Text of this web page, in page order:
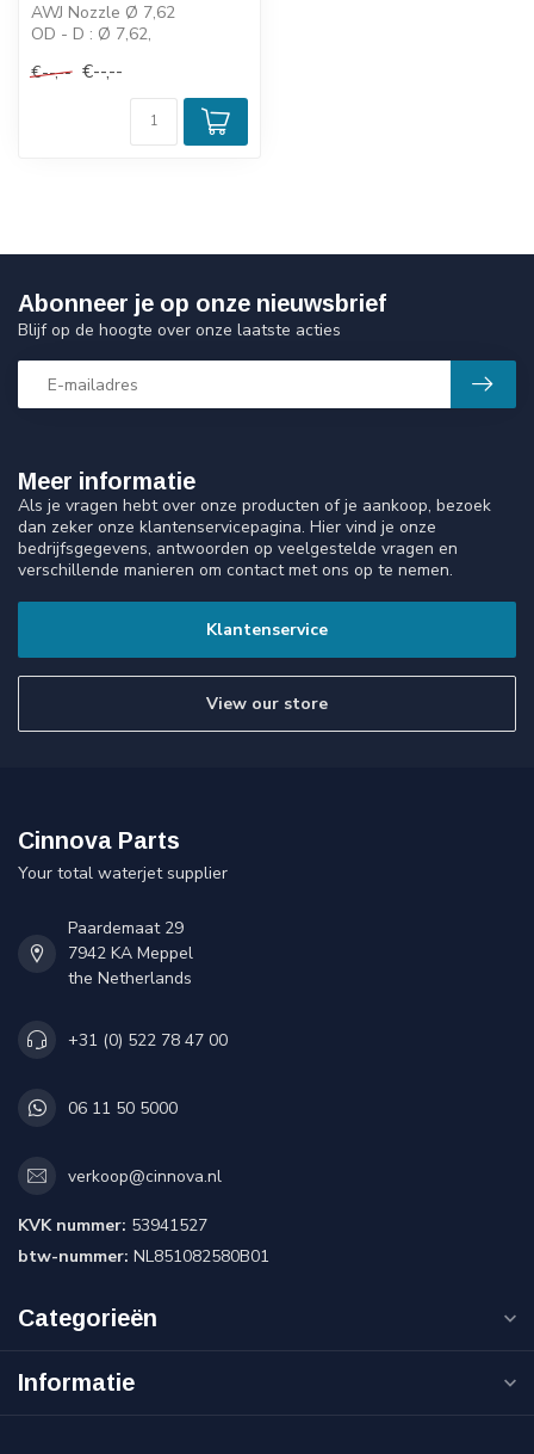
AWJ Nozzle Ø 7,62
OD - D : Ø 7,62,
Length - L : 76,2 mm,
€--,-- €--,--
Meer informatie
Als je vragen hebt over onze producten of je aankoop, bezoek
dan zeker onze klantenservicepagina. Hier vind je onze
bedrijfsgegevens, antwoorden op veelgestelde vragen en
verschillende manieren om contact met ons op te nemen.
Klantenservice
View our store
Abonneer je op onze nieuwsbrief
Blijf op de hoogte over onze laatste acties
Cinnova Parts
Your total waterjet supplier
Paardemaat 29
7942 KA Meppel
the Netherlands
+31 (0) 522 78 47 00
06 11 50 5000
verkoop@cinnova.nl
KVK nummer: 53941527
btw-nummer: NL851082580B01
Categorieën
Informatie